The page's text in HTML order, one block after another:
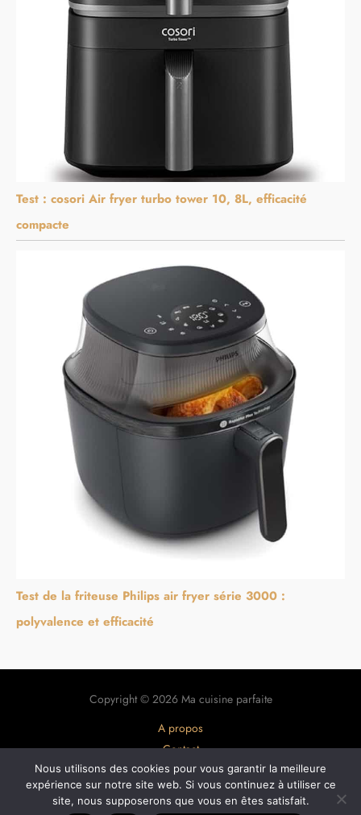
Test : cosori Air fryer turbo tower 10, 8L, efficacité
compacte
Test de la friteuse Philips air fryer série 3000 :
polyvalence et efficacité
Copyright © 2026 Ma cuisine parfaite
A propos
Contact
Plan du site
Mentions légales
Nous utilisons des cookies pour vous garantir la meilleure
expérience sur notre site web. Si vous continuez à utiliser ce
site, nous supposerons que vous en êtes satisfait.